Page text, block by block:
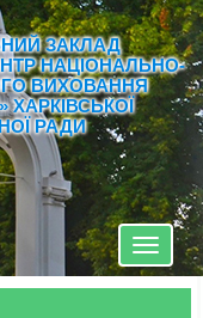
ЗАКЛАД
НАЦІОНАЛЬНО-
ВИХОВАННЯ
ХАРКІВСЬКОЇ
РАДИ
Toggle